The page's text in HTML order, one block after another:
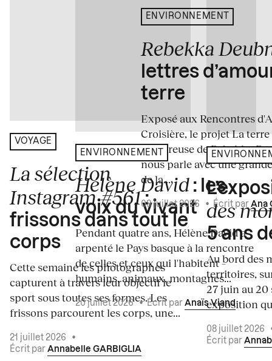
VOYAGE
La sélection
Instagram #561:
frissons dans tout le
corps
Cette semaine les photographes
capturent à travers leur objectif le
sport sous toutes ses formes. Les
frissons parcourent les corps, une...
21 juillet 2026
•
Écrit par Annabelle GARBIGLIA
ENVIRONNEMENT
Hélène David : les
voix du vivant
Pendant quatre ans, Hélène David a
arpenté le Pays basque à la rencontre
de celles et ceux qui l'habitent –
humains, animaux, montagnes...
20 juillet 2026•Écrit par Anaïs Viand
ENVIRONNEMENT
Rebekka
lettres
terre
Exposé aux Rencontres
Croisière, le projet La terre
amoureuse de Rebekka
nous parle avec une
de la...
09 juillet 2026 • Écrit par Ana
des
5 ans
Au bord des
territoires,
27 juin au 20
exposition
08 juillet 2026
Écrit par